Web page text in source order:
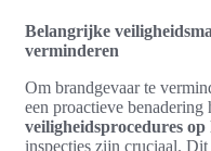
Belangrijke
verminderen
Om brandgevaar te
een proactieve benadering
veiligheidsprocedures
inspecties zijn cruciaal.